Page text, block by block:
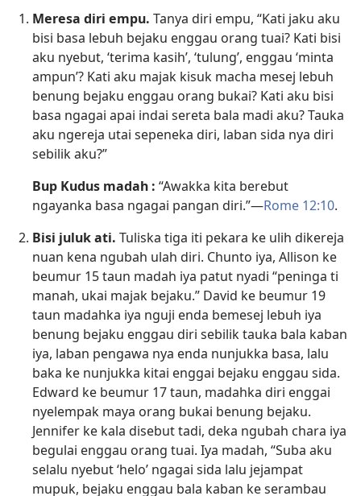
Meresa diri empu. Tanya diri empu, “Kati jaku aku
bisi basa lebuh bejaku enggau orang tuai? Kati bisi
aku nyebut, ‘terima kasih’, ‘tulung’, enggau ‘minta
ampun’? Kati aku majak kisuk macha mesej lebuh
benung bejaku enggau orang bukai? Kati aku bisi
basa ngagai apai indai sereta bala madi aku? Tauka
aku ngereja utai sepeneka diri, laban sida nya diri
sebilik aku?”
Bup Kudus madah : “Awakka kita berebut
ngayanka basa ngagai pangan diri.”—Rome 12:10.
Bisi juluk ati. Tuliska tiga iti pekara ke ulih dikereja
nuan kena ngubah ulah diri. Chunto iya, Allison ke
beumur 15 taun madah iya patut nyadi “peninga ti
manah, ukai majak bejaku.” David ke beumur 19
taun madahka iya nguji enda bemesej lebuh iya
benung bejaku enggau diri sebilik tauka bala kaban
iya, laban pengawa nya enda nunjukka basa, lalu
baka ke nunjukka kitai enggai bejaku enggau sida.
Edward ke beumur 17 taun, madahka diri enggai
nyelempak maya orang bukai benung bejaku.
Jennifer ke kala disebut tadi, deka ngubah chara iya
begulai enggau orang tuai. Iya madah, “Suba aku
selalu nyebut ‘helo’ ngagai sida lalu jejampat
mupuk, bejaku enggau bala kaban ke serambau